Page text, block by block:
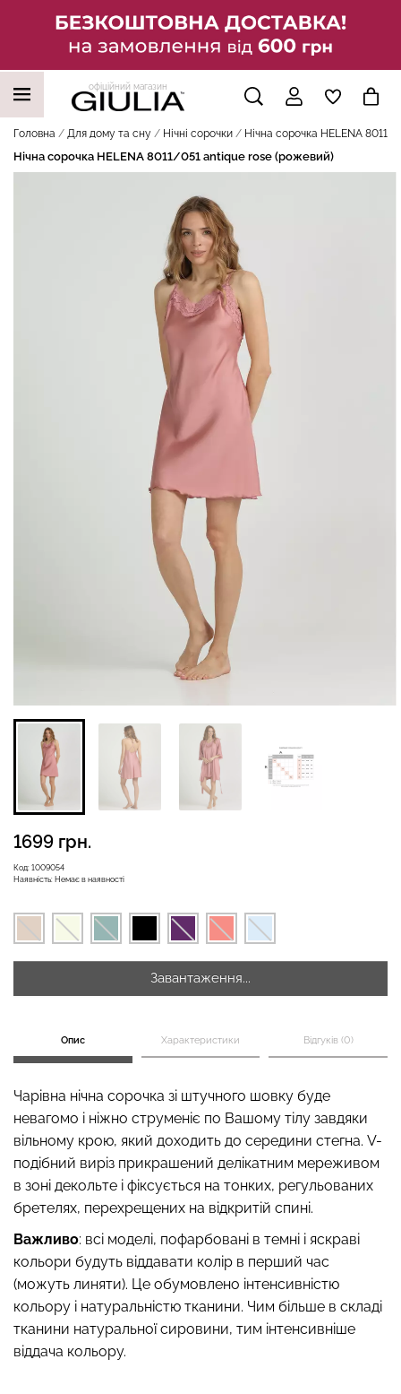
офіційний магазин
Головна Для дому та сну Нічні сорочки Нічна сорочка HELENA
Нічна сорочка HELENA 8011/051 antique rose (рожевий)
Код: 1009054
Наявність: Немає в наявності
1699 грн.
Завантаження...
Опис Характеристики Відгуків (0)
Чарівна нічна сорочка зі штучного шовку буде
невагомо і ніжно струменіє по Вашому тілу завдяки
вільному крою, який доходить до середини стегна. V-
подібний виріз прикрашений делікатним мереживом
в зоні декольте і фіксується на тонких, регульованих
бретелях, перехрещених на відкритій спині.
Важливо: всі моделі, пофарбовані в темні і яскраві
кольори будуть віддавати колір в перший час
(можуть линяти). Це обумовлено інтенсивністю
кольору і натуральністю тканини. Чим більше в складі
тканини натуральної сировини, тим інтенсивніше
віддача кольору.
НАШІ ТРЕНДОВІ ТОВАРИ
мікрофібри LEGGINGS 02
Велосипедки з високою
талією TRACKS 01
(чорний) Giulia
384 грн.
Безшовні легінси
black (чорний) Giulia
Безшовні стрінги STRING
BRIEFS (чорний) Giulia
179 грн. 299 грн.
Топ на бретелях в рубчик
CAMI TOP RIB white (білий)
Giulia